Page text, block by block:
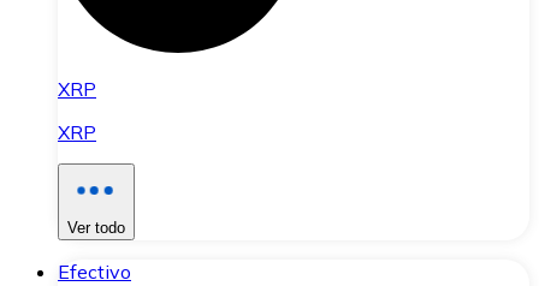
XRP
XRP
Ver todo
Efectivo